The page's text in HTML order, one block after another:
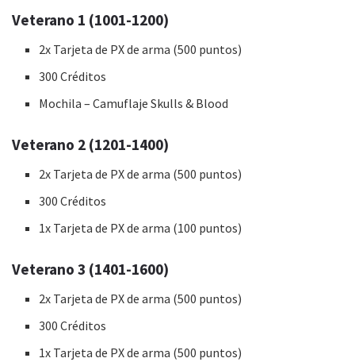
Veterano 1 (1001-1200)
2x Tarjeta de PX de arma (500 puntos)
300 Créditos
Mochila – Camuflaje Skulls & Blood
Veterano 2 (1201-1400)
2x Tarjeta de PX de arma (500 puntos)
300 Créditos
1x Tarjeta de PX de arma (100 puntos)
Veterano 3 (1401-1600)
2x Tarjeta de PX de arma (500 puntos)
300 Créditos
1x Tarjeta de PX de arma (500 puntos)